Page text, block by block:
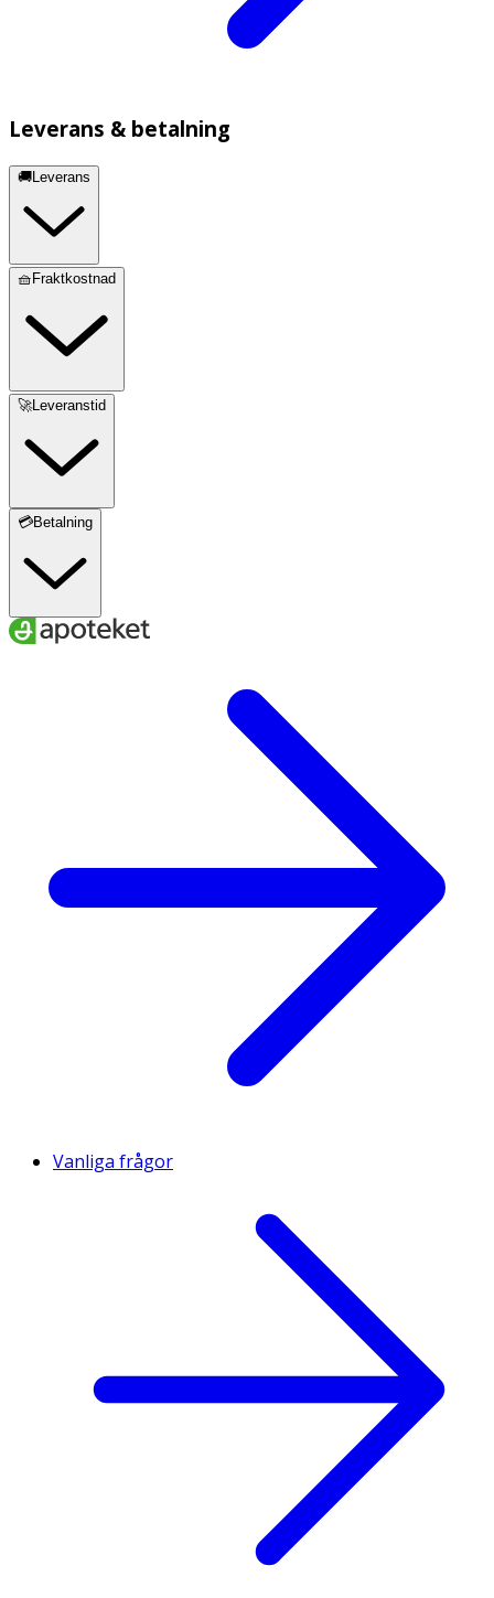
Leverans & betalning
🚚Leverans
🧺Fraktkostnad
🚀Leveranstid
💳Betalning
Vanliga frågor